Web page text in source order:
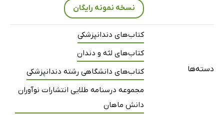
فصل هجدهم: ریتنشن
نسخه نمونه رایگان
دسته‌ها
کتاب‌های دندانپزشکی
کتاب‌های لثه و دندان
کتاب‌های دانشگاهی رشته دندانپزشکی
مجموعه درسنامه طلایی انتشارات نوآوران
دانش ماهان